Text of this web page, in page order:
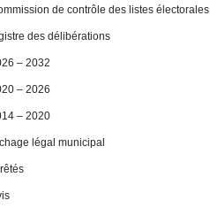
de contrôle des listes électorales
des délibérations
– 2032
– 2026
– 2020
légal municipal